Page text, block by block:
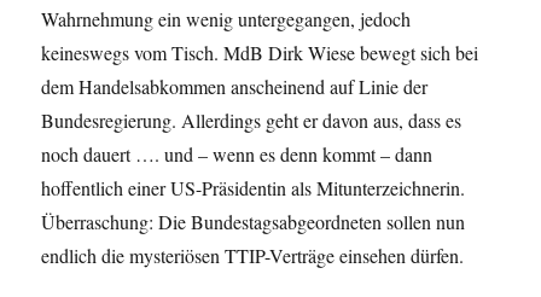
Wahrnehmung ein wenig untergegangen, jedoch
keineswegs vom Tisch. MdB Dirk Wiese bewegt sich bei
dem Handelsabkommen anscheinend auf Linie der
Bundesregierung. Allerdings geht er davon aus, dass es
noch dauert …. und – wenn es denn kommt – dann
hoffentlich einer US-Präsidentin als Mitunterzeichnerin.
Überraschung: Die Bundestagsabgeordneten sollen nun
endlich die mysteriösen TTIP-Verträge einsehen dürfen.